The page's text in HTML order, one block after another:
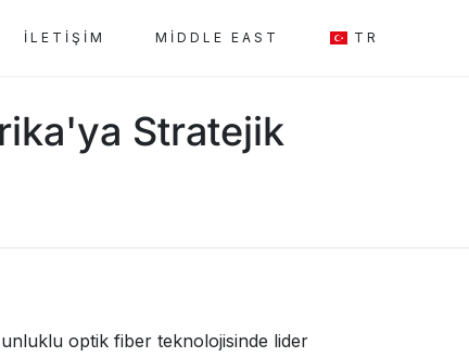
İLETIŞIM MIDDLE EAST TR
Stratejik
optik fiber teknolojisinde lider